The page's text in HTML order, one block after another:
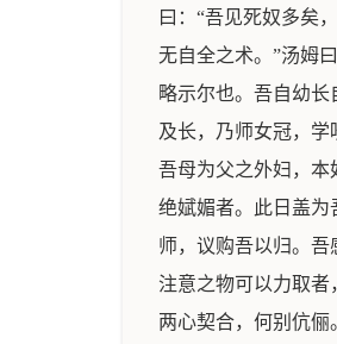
曰：“吾见死奴多矣
无自全之术。”汤姆
略示尔也。吾自幼
及长，乃师女冠，
吾母为父之外妇，本
绝娬媚者。此日盖为
师，议购吾以归。
注意之物可以力取
两心契合，何别伉俪